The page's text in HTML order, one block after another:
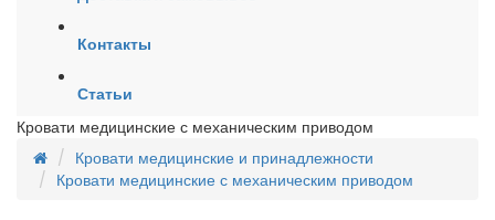
Контакты
Статьи
Кровати медицинские с механическим приводом
Кровати медицинские и принадлежности
Кровати медицинские с механическим приводом